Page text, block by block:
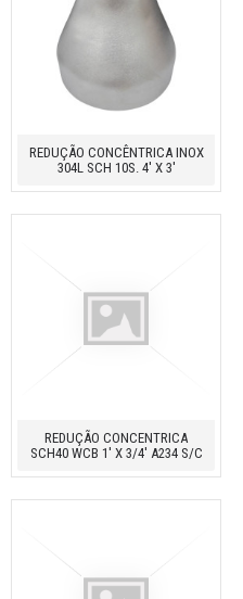
REDUÇÃO CONCÊNTRICA INOX
304L SCH 10S. 4' X 3'
REDUÇÃO CONCENTRICA
SCH40 WCB 1' X 3/4' A234 S/C